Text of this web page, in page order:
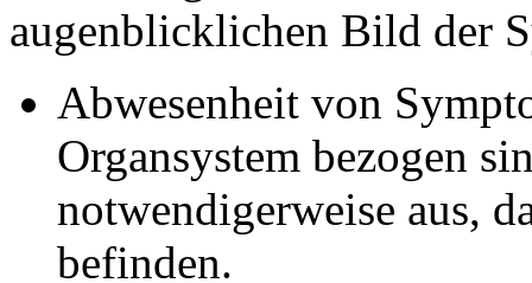
augenblicklichen Bild der
Abwesenheit von
Organsystem bezogen
notwendigerweise aus,
befinden.